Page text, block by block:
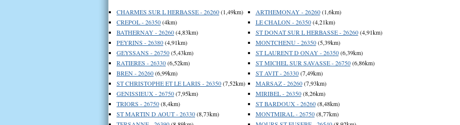
CHARMES SUR L HERBASSE - 26260(1,49km)
CREPOL - 26350(4km)
BATHERNAY - 26260(4,83km)
PEYRINS - 26380(4,91km)
GEYSSANS - 26750(5,43km)
RATIERES - 26330(6,52km)
BREN - 26260(6,99km)
ST CHRISTOPHE ET LE LARIS - 26350(7,52km)
GENISSIEUX - 26750(7,95km)
TRIORS - 26750(8,4km)
ST MARTIN D AOUT - 26330(8,73km)
ARTHEMONAY - 26260(1,6km)
LE CHALON - 26350(4,21km)
ST DONAT SUR L HERBASSE - 26260(4,91km)
MONTCHENU - 26350(5,39km)
ST LAURENT D ONAY - 26350(6,39km)
ST MICHEL SUR SAVASSE - 26750(6,86km)
ST AVIT - 26330(7,49km)
MARSAZ - 26260(7,93km)
MIRIBEL - 26350(8,26km)
ST BARDOUX - 26260(8,48km)
MONTMIRAL - 26750(8,77km)